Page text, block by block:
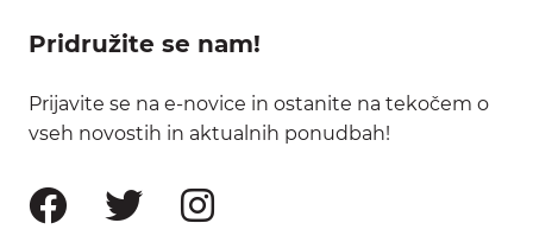
Pridružite se nam!
Prijavite se na e-novice in ostanite na tekočem o
vseh novostih in aktualnih ponudbah!